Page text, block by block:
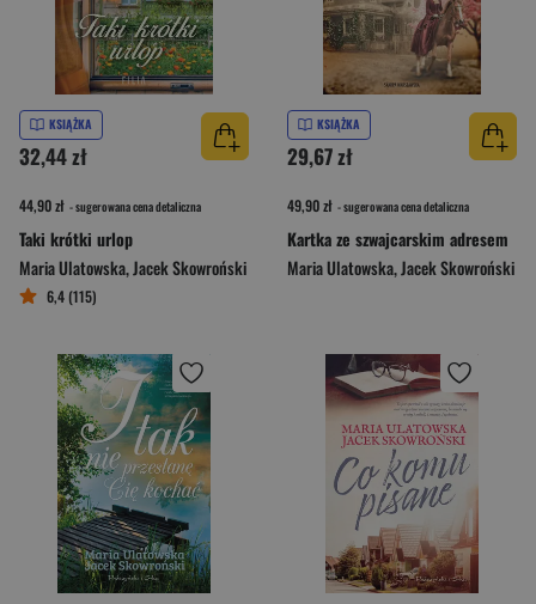
KSIĄŻKA
32,44 zł
44,90 zł - sugerowana cena detaliczna
Taki krótki urlop
Maria Ulatowska,Jacek Skowroński
6,4 (115)
KSIĄŻKA
29,67 zł
49,90 zł - sugerowana cena detaliczna
Kartka ze szwajcarskim adresem
Maria Ulatowska,Jacek Skowroński